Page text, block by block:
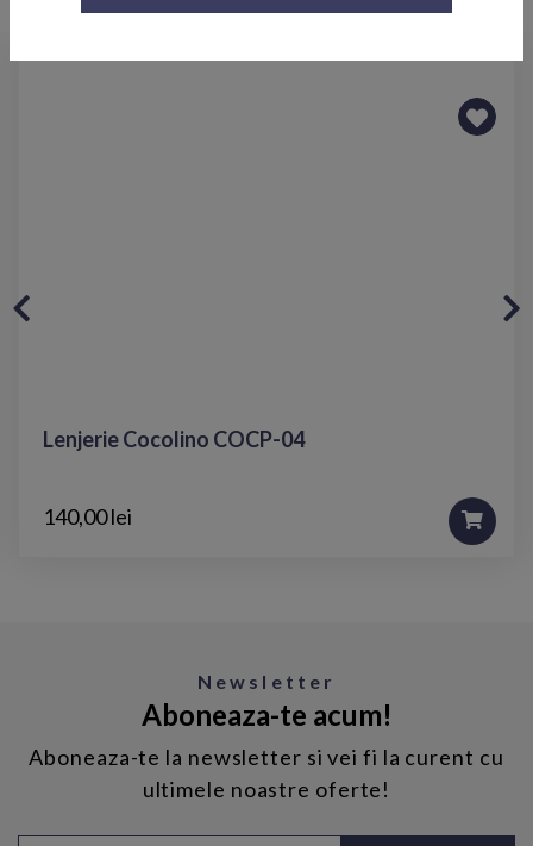
Lenjerie Cocolino COCP-04
140,00 lei
Newsletter
Aboneaza-te acum!
Aboneaza-te la newsletter si vei fi la curent cu
ultimele noastre oferte!